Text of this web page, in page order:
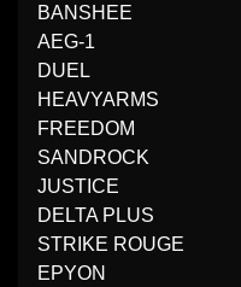
BANSHEE
AEG-1
DUEL
HEAVYARMS
FREEDOM
SANDROCK
JUSTICE
DELTA PLUS
STRIKE ROUGE
EPYON